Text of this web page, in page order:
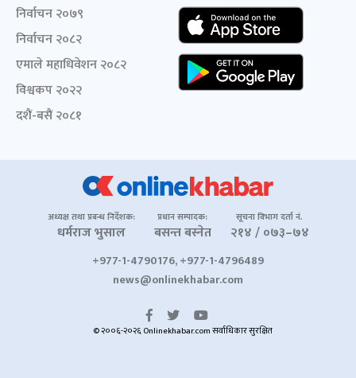
निर्वाचन २०७९
निर्वाचन २०८२
एमाले महाधिवेशन २०८२
विश्वकप २०२२
दशैं-बसैं २०८१
अध्यक्ष तथा प्रबन्ध निर्देशक:
धर्मराज भुसाल
प्रधान सम्पादक:
बसन्त बस्नेत
सूचना विभाग दर्ता नं.
२१४ / ०७३–७४
+977-1-4790176, +977-1-4796489
news@onlinekhabar.com
© २००६-२०२६ Onlinekhabar.com सर्वाधिकार सुरक्षित